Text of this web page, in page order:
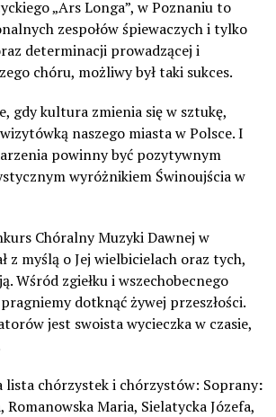
„Ars Longa”, w Poznaniu to
zespołów śpiewaczych i tylko
determinacji prowadzącej i
chóru, możliwy był taki sukces.
gdy kultura zmienia się w sztukę,
naszego miasta w Polsce. I
powinny być pozytywnym
wyróżnikiem Świnoujścia w
Chóralny Muzyki Dawnej w
z myślą o Jej wielbicielach oraz tych,
Wśród zgiełku i wszechobecnego
dotknąć żywej przeszłości.
jest swoista wycieczka w czasie,
chórzystek i chórzystów: Soprany:
Romanowska Maria, Sielatycka Józefa,